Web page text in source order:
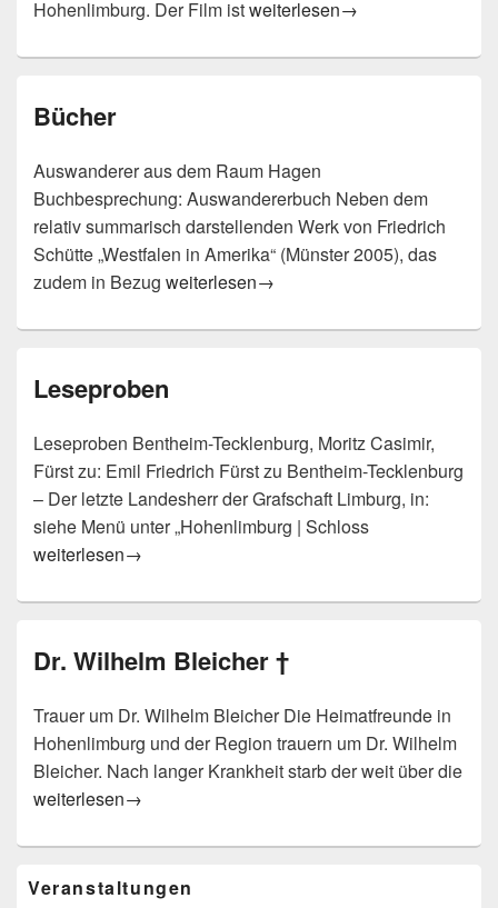
Hohenlimburg. Der Film istFilm
weiterlesen→
Bücher
Auswanderer aus dem Raum Hagen
Buchbesprechung: Auswandererbuch Neben dem
relativ summarisch darstellenden Werk von Friedrich
Schütte „Westfalen in Amerika“ (Münster 2005), das
zudem in Bezug Bücher
weiterlesen→
Leseproben
Leseproben Bentheim-Tecklenburg, Moritz Casimir,
Fürst zu: Emil Friedrich Fürst zu Bentheim-Tecklenburg
– Der letzte Landesherr der Grafschaft Limburg, in:
siehe Menü unter „Hohenlimburg | Schloss
Leseproben
weiterlesen→
Dr. Wilhelm Bleicher †
Trauer um Dr. Wilhelm Bleicher Die Heimatfreunde in
Hohenlimburg und der Region trauern um Dr. Wilhelm
Bleicher. Nach langer Krankheit starb der weit über die
Dr. Wilhelm Bleicher †
weiterlesen→
Seitenleisten-
Veranstaltungen